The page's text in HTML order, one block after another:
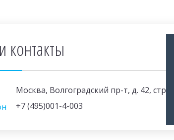
контакты
Москва, Волгоградский пр-т, д. 42, стр. 12
+7 (495)001-4-003